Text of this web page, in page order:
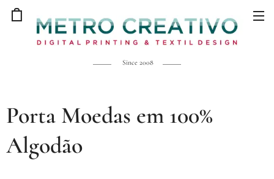
Since 2008
Porta Moedas em 100%
Algodão